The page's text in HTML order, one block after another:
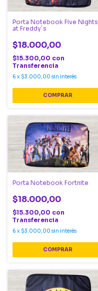
Porta Notebook Five Nights
at Freddy´s
$18.000,00
$15.300,00 con
Transferencia
6 x $3.000,00 sin interés
Porta Notebook Fortnite
$18.000,00
$15.300,00 con
Transferencia
6 x $3.000,00 sin interés